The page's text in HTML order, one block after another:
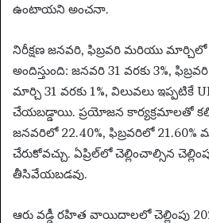
ఉంటాయని అంచనా.
నిరీక్షణ జనవరి, ఫిబ్రవరి మరియు మార్చిలో
అందిస్తుంది: జనవరి 31 వరకు 3%,
మార్చి 31 వరకు 1%, విలువలు ఇప్పటికే
చేయబడ్డాయి. ప్రయోజన కార్యక్రమాలతో
జనవరిలో 22.40%, ఫిబ్రవరిలో
చేరుకోవచ్చు. ఏప్రిల్‌లో చెల్లించాల్సిన
తీసివేయబడవు.
ఆరు వడ్డీ రహిత వాయిదాలలో చెల్లింపు